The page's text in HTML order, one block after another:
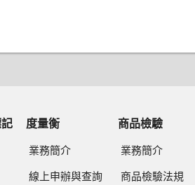
度量衡
業務簡介
線上申辦與查詢
商品檢驗
業務簡介
商品檢驗法規